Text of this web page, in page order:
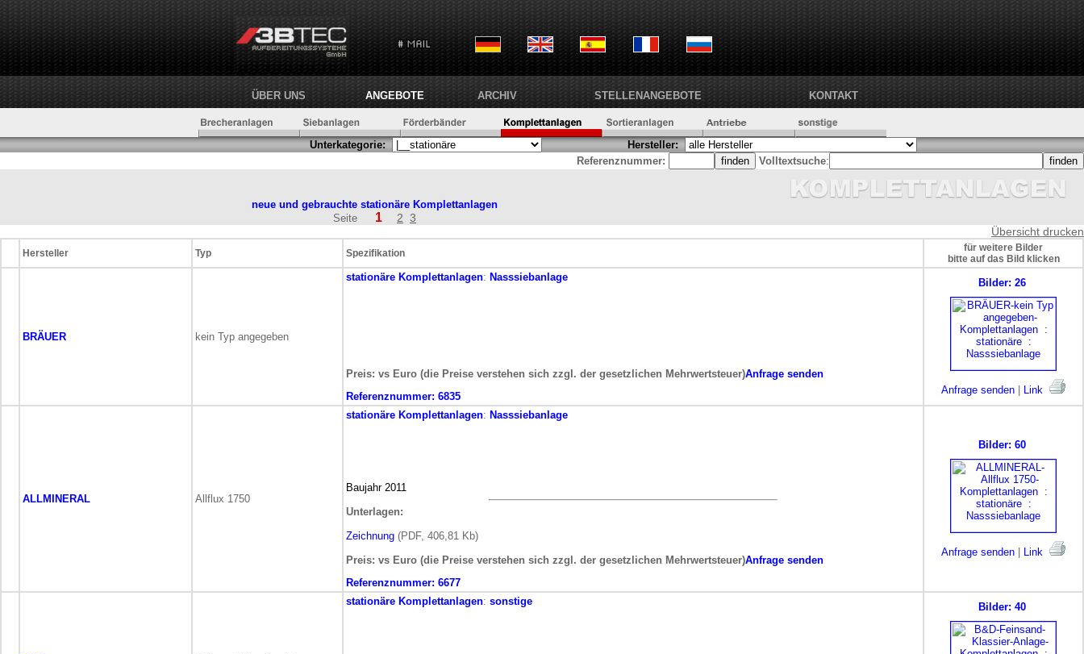
ÜBER UNS ANGEBOTE ARCHIV STELLENANGEBOTE KONTAKT
Unterkategorie:
Hersteller:
Referenznummer:
Volltextsuche:
neue und gebrauchte stationäre Komplettanlagen
Seite
1 2 3
Übersicht drucken
Hersteller Typ Spezifikation
für weitere Bilder
bitte auf das Bild klicken
BRÄUER kein Typ angegeben
stationäre Komplettanlagen: Nasssiebanlage
Preis: vs Euro (die Preise verstehen sich zzgl. der gesetzlichen Mehrwertsteuer)Anfrage senden
Referenznummer: 6835
Bilder: 26
Anfrage senden Link
ALLMINERAL Allflux 1750
stationäre Komplettanlagen: Nasssiebanlage
Baujahr 2011
Unterlagen:
Zeichnung (PDF, 406,81 Kb)
Preis: vs Euro (die Preise verstehen sich zzgl. der gesetzlichen Mehrwertsteuer)Anfrage senden
Referenznummer: 6677
Bilder: 60
Anfrage senden Link
stationäre Komplettanlagen: sonstige Bilder: 40